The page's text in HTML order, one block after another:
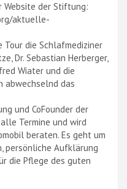
der Stiftung:
aktuelle-
die Schlafmediziner
Dr. Sebastian Herberger,
Wiater und die
abwechselnd das
und CoFounder der
Termine und wird
beraten. Es geht um
persönliche Aufklärung
die Pflege des guten